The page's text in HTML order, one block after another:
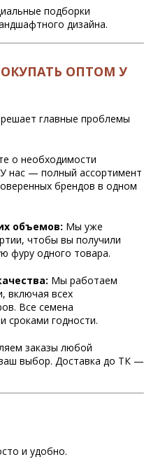
подборки
дизайна.
ОПТОМ У
главные проблемы
о необходимости
нас — полный ассортимент
брендов в одном
объемов: Мы уже
чтобы вы получили
фуру одного товара.
Мы работаем
включая всех
Все семена
сроками годности.
заказы любой
выбор. Доставка до ТК —
и удобно.